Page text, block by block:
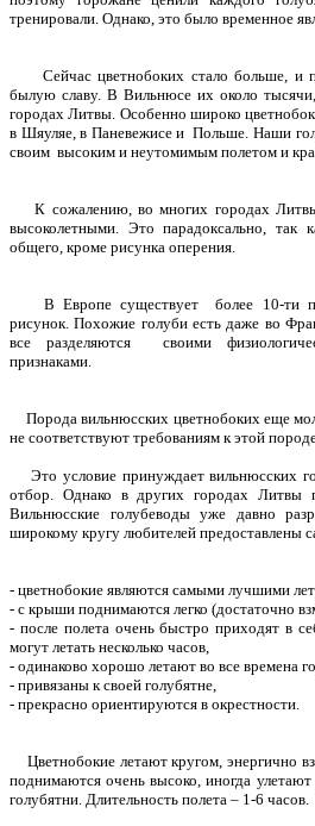
тренировали. Однако, это было временное
Сейчас цветнобоких стало больше, и
былую славу. В Вильнюсе их около
городах Литвы. Особенно широко
в Шяуляе, в Паневежисе и Польше. Наши
своим высоким и неутомимым полетом и
К сожалению, во многих городах
высоколетными. Это парадоксально, так
общего, кроме рисунка оперения.
В Европе существует более 10-ти
рисунок. Похожие голуби есть даже во
все разделяются своими
признаками.
Порода вильнюсских цветнобоких еще
не соответствуют требованиям к этой
Это условие принуждает вильнюсских
отбор. Однако в других городах Литвы
Вильнюсские голубеводы уже давно
широкому кругу любителей предоставлены
- цветнобокие являются самыми лучшими
- с крыши поднимаются легко (достаточно
- после полета очень быстро приходят в
могут летать несколько часов,
- одинаково хорошо летают во все времена
- привязаны к своей голубятне,
- прекрасно ориентируются в окрестности.
Цветнобокие летают кругом, энергично
поднимаются очень высоко, иногда
голубятни. Длительность полета – 1-6 часов.